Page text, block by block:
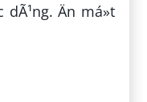
Än má»t